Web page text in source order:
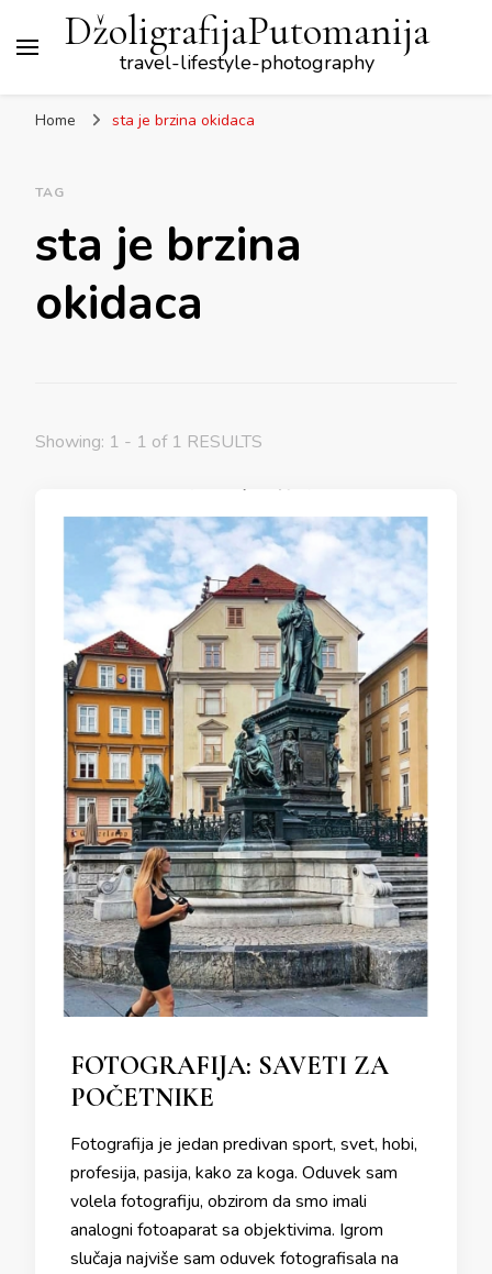
DžoligrafijaPutomanija
travel-lifestyle-photography
Home sta je brzina okidaca
TAG
sta je brzina
okidaca
Showing: 1 - 1 of 1 RESULTS
FOTOGRAFIJA: SAVETI ZA
POČETNIKE
Fotografija je jedan predivan sport, svet, hobi,
profesija, pasija, kako za koga. Oduvek sam
volela fotografiju, obzirom da smo imali
analogni fotoaparat sa objektivima. Igrom
slučaja najviše sam oduvek fotografisala na